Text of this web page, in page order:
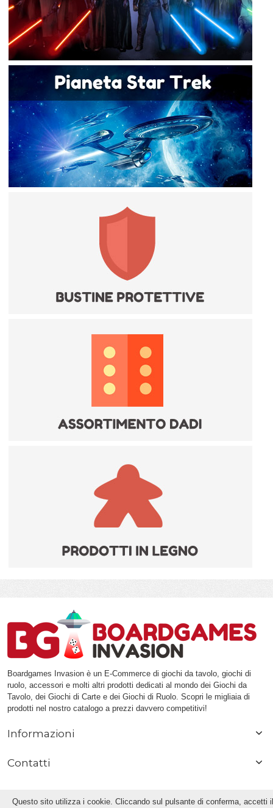
Questo sito utilizza i cookie. Cliccando sul pulsante di conferma, accetti il
Boardgames Invasion è un E-Commerce di giochi da tavolo, giochi di
ruolo, accessori e molti altri prodotti dedicati al mondo dei Giochi da
Tavolo, dei Giochi di Carte e dei Giochi di Ruolo. Scopri le migliaia di
prodotti nel nostro catalogo a prezzi davvero competitivi!
Informazioni
Contatti